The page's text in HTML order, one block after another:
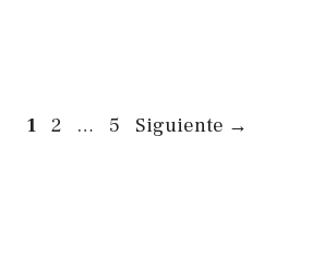
Página
1 Página
2 … Página
5 Siguiente →